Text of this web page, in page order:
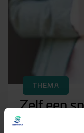
THEMA
Zelf een
zeven